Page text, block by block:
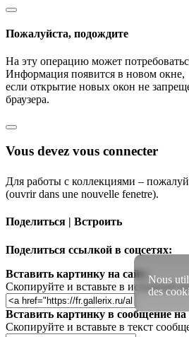
Пожалуйста, подождите
На эту операцию может
Информация появится в новом окне,
если открытие новых окон не
браузера.
Vous devez vous connecter
Для работы с коллекциями –
(ouvrir dans une nouvelle fenetre).
Поделиться | Встроить
Поделиться ссылкой в соцсетях:
Вставить картинку на сайт:
Скопируйте и вставьте в исходный
Вставить картинку в сообщение
Скопируйте и вставьте в текст
Nous
des